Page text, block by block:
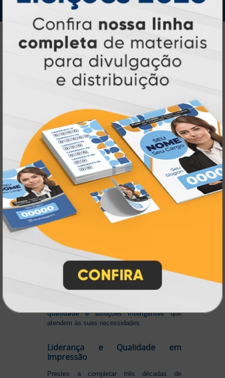
IMPRA INDUSTRIA GRAFICA LTDA | CNPJ: 28.045.354/0002-52
Atual Card © 2026. Todos os direitos reservados.
Atual Card: A Gráfica Pioneira em
Personalização Online
Atual Card é referência em impressão
, oferecendo uma
atender profissionais autônomos, empresas e
revendedores gráficos. Comquase três
décadas de experiência, somos pioneiros no
segmento deimpressão sob demanda,
investindo continuamente emtecnologia,
inovação e personalizaçãopara entregar
qualidade, agilidade e a melhor
experiênciaaos nossos clientes.
Pioneirismo e Inovação em
Impressão personalizada
impressão sob demanda e web to print
popularizarem, a
transformando o mercado gráfico
Nascemos digitais e seguimos
inovando
continuamente, investindo em
tecnologia
de ponta
para garantir a melhor experiência
qualidade e soluções inteligentesque
atendem às suas necessidades.
Liderança e Qualidade em
Impressão
Prestes a completar três décadas de